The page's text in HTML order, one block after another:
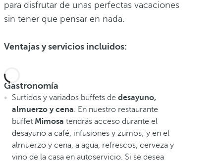
para disfrutar de unas perfectas vacaciones
sin tener que pensar en nada.
Ventajas y servicios incluidos:
Gastronomía
Surtidos y variados buffets de desayuno,
almuerzo y cena. En nuestro restaurante
buffet Mimosa tendrás acceso durante el
desayuno a café, infusiones y zumos; y en el
almuerzo y cena, a agua, refrescos, cerveza y
vino de la casa en autoservicio. Si se desea